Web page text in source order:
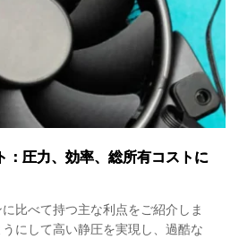
：圧力、効率、総所有コストに
比べて持つ主な利点をご紹介しま
にして高い静圧を実現し、過酷な